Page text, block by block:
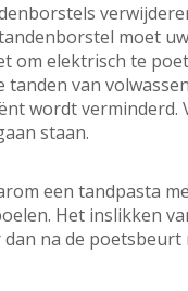
moet
om elektrisch te
van
wordt verminderd.
staan.
een tandpasta
Het inslikken
na de